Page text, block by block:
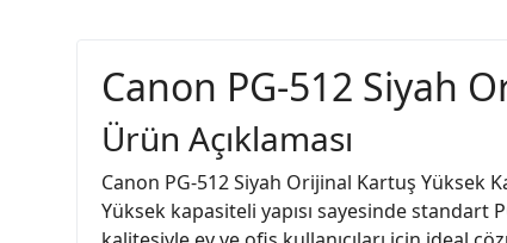
Canon PG-512 Siyah
Ürün Açıklaması
Canon PG-512 Siyah Orijinal Kartuş Yüksek
Yüksek kapasiteli yapısı sayesinde standart